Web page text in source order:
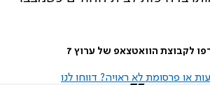
לקבוצת הוואטצאפ של ערוץ 7
או פרסומת לא ראויה? דווחו לנו